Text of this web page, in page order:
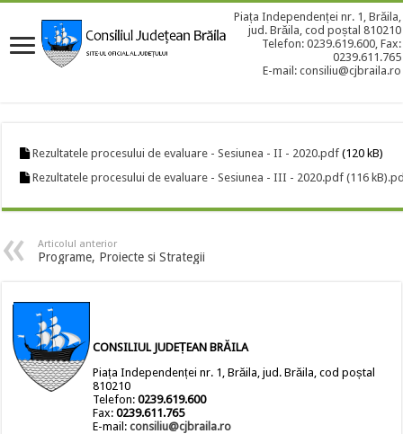
Piața Independenței nr. 1, Brăila,
jud. Brăila, cod poștal 810210
Telefon: 0239.619.600, Fax:
0239.611.765
E-mail: consiliu@cjbraila.ro
Rezultatele procesului de evaluare - Sesiunea - II - 2020.pdf (120 kB)
Rezultatele procesului de evaluare - Sesiunea - III - 2020.pdf (116
Articolul anterior
Programe, Proiecte si Strategii
CONSILIUL JUDEȚEAN BRĂILA
Piața Independenței nr. 1, Brăila, jud. Brăila, cod poștal
810210
Telefon:0239.619.600
Fax:0239.611.765
E-mail:consiliu@cjbraila.ro